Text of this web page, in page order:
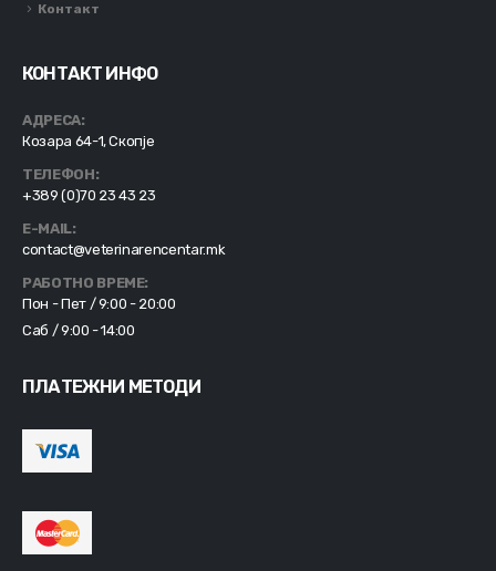
Контакт
КОНТАКТ ИНФО
АДРЕСА:
Козара 64-1, Скопје
ТЕЛЕФОН:
+389 (0)70 23 43 23
E-MAIL:
contact@veterinarencentar.mk
РАБОТНО ВРЕМЕ:
Пон - Пет / 9:00 - 20:00
Саб / 9:00 - 14:00
ПЛАТЕЖНИ МЕТОДИ